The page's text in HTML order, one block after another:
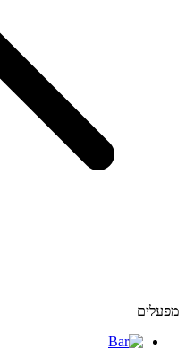
מפעלים